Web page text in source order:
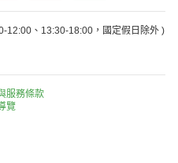
12:00、13:30-18:00，國定假日除外 )
服務條款
覽